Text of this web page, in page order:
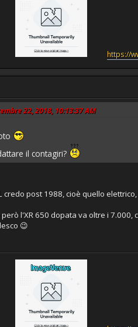
https://
22, 2018, 10:13:37 AM
il contagiri?
credo post 1988, cioè quello
l'XR 650 dopata va oltre i 7.000,
😉